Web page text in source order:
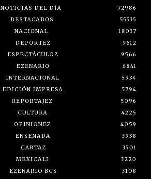
NOTICIAS DEL DÍA
72986
DESTACADOS
55535
NACIONAL
18037
DEPORTEZ
9612
ESPECTÁCULOZ
9566
EZENARIO
6841
INTERNACIONAL
5934
EDICIÓN IMPRESA
5794
REPORTAJEZ
5096
CULTURA
4225
OPINIONEZ
4059
ENSENADA
3938
CARTAZ
3501
MEXICALI
3220
EZENARIO BCS
3108